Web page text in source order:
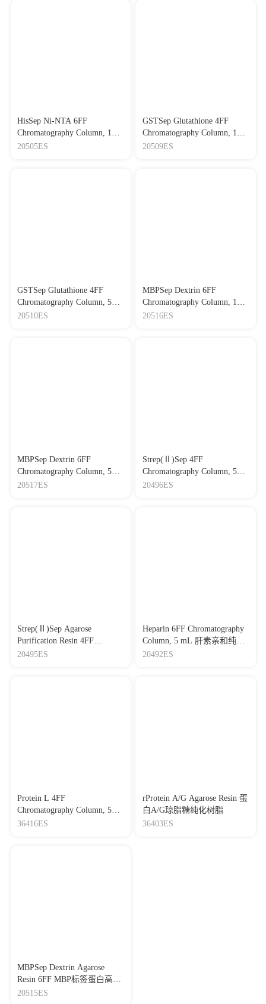
HisSep Ni-NTA 6FF
Chromatography Column, 1
mL His标签蛋白纯化预装
20505ES
GSTSep Glutathione 4FF
Chromatography Column, 1
mL GST标签蛋白纯化预装
20509ES
GSTSep Glutathione 4FF
Chromatography Column, 5
mL GST标签蛋白纯化预装
20510ES
MBPSep Dextrin 6FF
Chromatography Column, 1
mL MBP标签蛋白纯化预装
20516ES
MBPSep Dextrin 6FF
Chromatography Column, 5
mL MBP标签蛋白纯化预装
20517ES
Strep(Ⅱ)Sep 4FF
Chromatography Column, 5
mL Strep(Ⅱ)标签蛋白纯化预
20496ES
Strep(Ⅱ)Sep Agarose
Purification Resin 4FF
Strep(Ⅱ)标签蛋白琼脂糖纯
20495ES
Heparin 6FF Chromatography
Column, 5 mL 肝素亲和纯化
预装柱，5 mL
20492ES
Protein L 4FF
Chromatography Column, 5
mL 蛋白L纯化预装柱，5 mL
36416ES
rProtein A/G Agarose Resin 蛋
白A/G琼脂糖纯化树脂
36403ES
MBPSep Dextrin Agarose
Resin 6FF MBP标签蛋白高度
交联纯化树脂
20515ES